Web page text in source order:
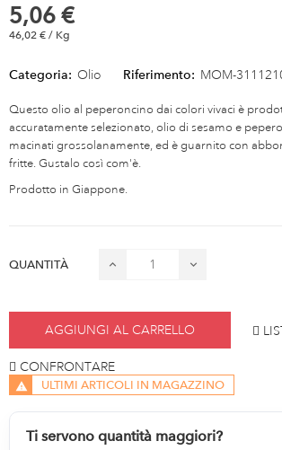
5,06 €
46,02 € / Kg
Categoria: Olio Riferimento: MOM-
Questo olio al peperoncino dai colori vivaci è
accuratamente selezionato, olio di sesamo e
macinati grossolanamente, ed è guarnito con
fritte. Gustalo così com'è.
Prodotto in Giappone.
QUANTITÀ
AGGIUNGI AL CARRELLO
CONFRONTARE
ULTIMI ARTICOLI IN MAGAZZINO
Ti servono quantità maggiori?